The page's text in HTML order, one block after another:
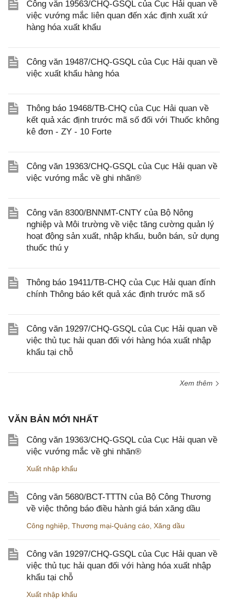
Công văn 19563/CHQ-GSQL của Cục Hải quan về
việc vướng mắc liên quan đến xác định xuất xứ
hàng hóa xuất khẩu
Công văn 19487/CHQ-GSQL của Cục Hải quan về
việc xuất khẩu hàng hóa
Thông báo 19468/TB-CHQ của Cục Hải quan về
kết quả xác định trước mã số đối với Thuốc không
kê đơn - ZY - 10 Forte
Công văn 19363/CHQ-GSQL của Cục Hải quan về
việc vướng mắc về ghi nhãn®
Công văn 8300/BNNMT-CNTY của Bộ Nông
nghiệp và Môi trường về việc tăng cường quản lý
hoạt động sản xuất, nhập khẩu, buôn bán, sử dụng
thuốc thú y
Thông báo 19411/TB-CHQ của Cục Hải quan đính
chính Thông báo kết quả xác định trước mã số
Công văn 19297/CHQ-GSQL của Cục Hải quan về
việc thủ tục hải quan đối với hàng hóa xuất nhập
khẩu tại chỗ
Xem thêm
VĂN BẢN MỚI NHẤT
Công văn 19363/CHQ-GSQL của Cục Hải quan về
việc vướng mắc về ghi nhãn®
Xuất nhập khẩu
Công văn 5680/BCT-TTTN của Bộ Công Thương
về việc thông báo điều hành giá bán xăng dầu
Công nghiệp Thương mại-Quảng cáo Xăng dầu
Công văn 19297/CHQ-GSQL của Cục Hải quan về
việc thủ tục hải quan đối với hàng hóa xuất nhập
khẩu tại chỗ
Xuất nhập khẩu